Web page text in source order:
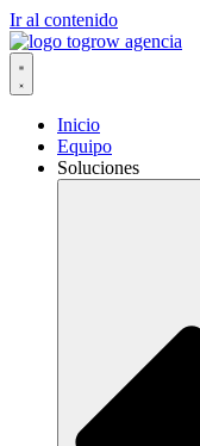
Ir al contenido
Inicio
Equipo
Soluciones